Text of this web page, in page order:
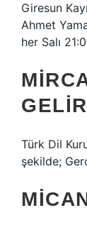
Giresun
Ahmet
her Salı
Türk Dil
şekilde;